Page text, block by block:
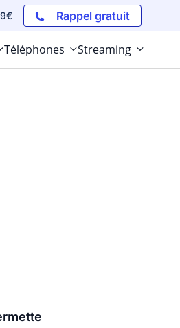
Rappel gratuit
Téléphones Streaming